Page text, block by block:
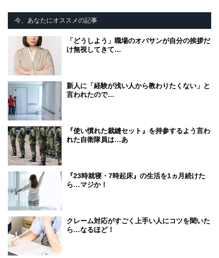
今、あなたにオススメの記事
「どうしよう」職場のオバサンが自分の挨拶だ
け無視してきて…
新人に「経験が浅い人から教わりたくない」と
言われたので…
『使い慣れた裁縫セット』を持参するよう言わ
れた自衛隊員は…あ
『23時就寝・7時起床』の生活を1ヵ月続けた
ら…マジか！
クレーム対応がすごく上手い人にコツを聞いた
ら…なるほど！